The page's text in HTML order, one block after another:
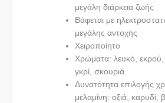
μεγάλη διάρκεια ζωής
Βάφεται με
μεγάλης αντοχής
Χειροποίητο
Χρώματα: λευκό,
γκρί, σκουριά
Δυνατότητα επιλογής
μελαμίνη: οξιά, καρυδί,